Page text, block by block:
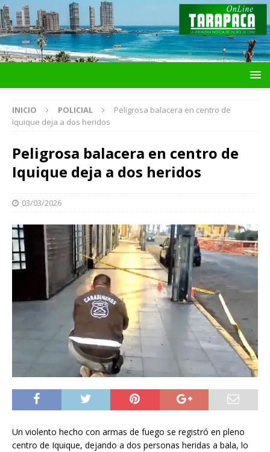
INICIO POLICIAL
Peligrosa balacera en centro de
Iquique deja a dos heridos
Peligrosa balacera en centro de
Iquique deja a dos heridos
03/03/2026
Un violento hecho con armas de fuego se registró en pleno
centro de Iquique, dejando a dos personas heridas a bala, lo